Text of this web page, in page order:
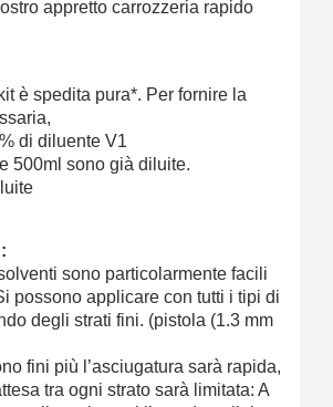
appretto carrozzeria rapido
è spedita pura*. Per fornire la
di diluente V1
500ml sono già diluite.
sono particolarmente facili
possono applicare con tutti i tipi di
degli strati fini. (pistola (1.3 mm
fini più l’asciugatura sarà rapida,
tra ogni strato sarà limitata: A